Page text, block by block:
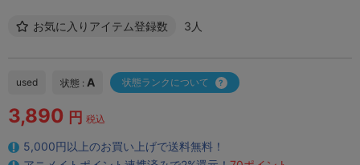
お気に入りアイテム登録数 3人
used 状態 : A 状態ランクについて
3,890 円 税込
5,000円以上のお買い上げで送料無料！